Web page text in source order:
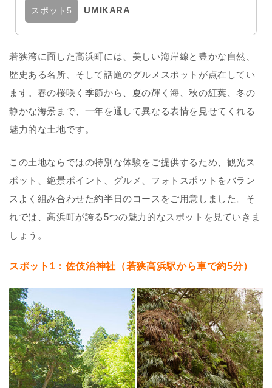
スポット5 UMIKARA
若狭湾に面した高浜町には、美しい海岸線と豊かな自然、
歴史ある名所、そして話題のグルメスポットが点在してい
ます。春の桜咲く季節から、夏の輝く海、秋の紅葉、冬の
静かな海景まで、一年を通して異なる表情を見せてくれる
魅力的な土地です。
この土地ならではの特別な体験をご提供するため、観光ス
ポット、絶景ポイント、グルメ、フォトスポットをバラン
スよく組み合わせた約半日のコースをご用意しました。そ
れでは、高浜町が誇る5つの魅力的なスポットを見ていきま
しょう。
スポット1：佐伎治神社（若狭高浜駅から車で約5分）